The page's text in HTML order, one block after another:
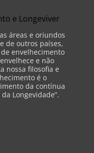
áreas e oriundos
de outros países,
envelhecimento
e não
nossa filosofia e
é o
da contínua
Longevidade”.